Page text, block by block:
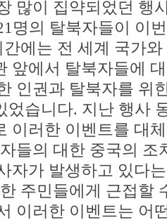
많이 집약되었던 행
명의 탈북자들이 이
에는 전 세계 국가
앞에서 탈북자들에
인권과 탈북자를 위
었습니다. 지난 행사
이러한 이벤트를 대
들의 대한 중국의 조
자가 발생하고 있다
주민들에게 근접할
이러한 이벤트는 어